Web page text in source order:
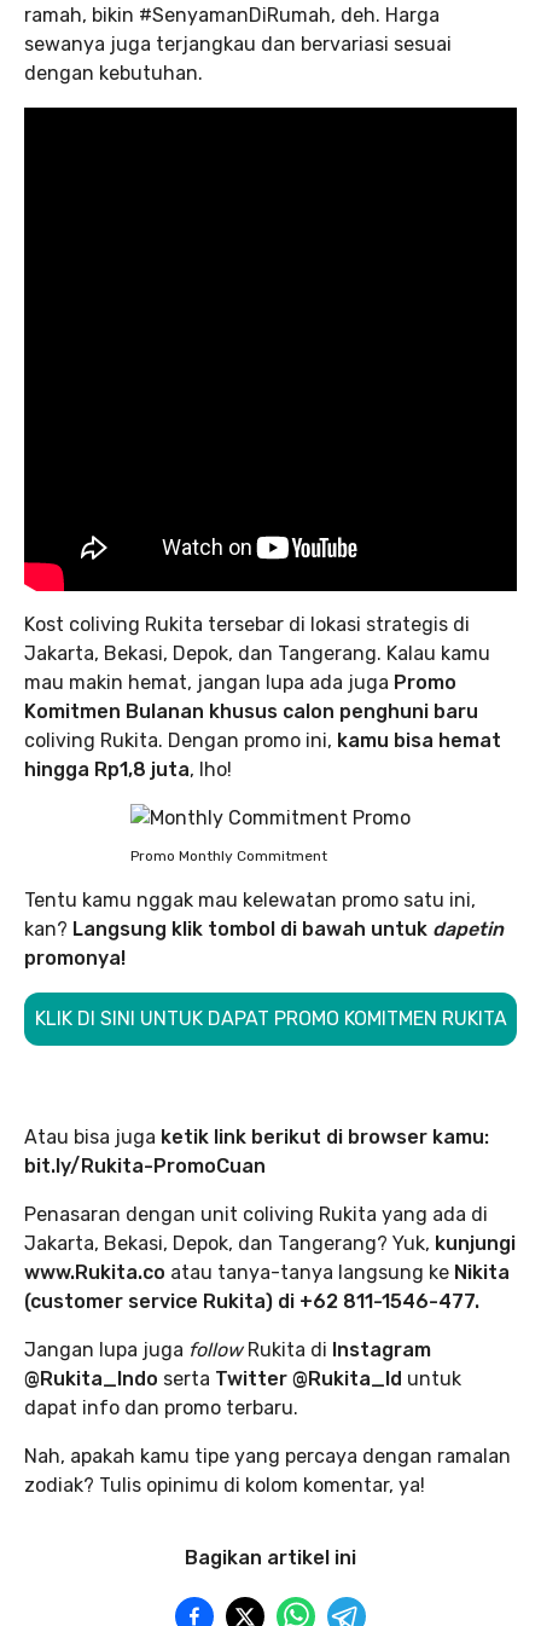
ramah, bikin #SenyamanDiRumah, deh. Harga
sewanya juga terjangkau dan bervariasi sesuai
dengan kebutuhan.
Kost coliving Rukita tersebar di lokasi strategis di
Jakarta, Bekasi, Depok, dan Tangerang. Kalau kamu
mau makin hemat, jangan lupa ada juga Promo
Komitmen Bulanan khusus calon penghuni baru
coliving Rukita. Dengan promo ini, kamu bisa hemat
hingga Rp1,8 juta, lho!
Promo Monthly Commitment
Tentu kamu nggak mau kelewatan promo satu ini,
kan? Langsung klik tombol di bawah untuk dapetin
promonya!
KLIK DI SINI UNTUK DAPAT PROMO KOMITMEN RUKITA
Atau bisa juga ketik link berikut di browser kamu:
bit.ly/Rukita-PromoCuan
Penasaran dengan unit coliving Rukita yang ada di
Jakarta, Bekasi, Depok, dan Tangerang? Yuk, kunjungi
www.Rukita.co atau tanya-tanya langsung ke Nikita
(customer service Rukita) di +62 811-1546-477.
Jangan lupa juga followRukita di Instagram
@Rukita_Indo serta Twitter @Rukita_Id untuk
dapat info dan promo terbaru.
Nah, apakah kamu tipe yang percaya dengan ramalan
zodiak? Tulis opinimu di kolom komentar, ya!
Bagikan artikel ini